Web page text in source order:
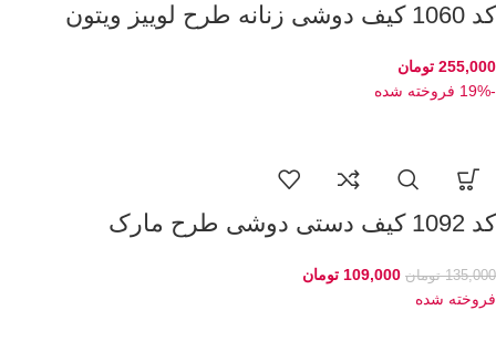
کد 1060 کیف دوشی زنانه طرح لوییز ویتون
255,000 تومان
-19%
فروخته شده
کد 1092 کیف دستی دوشی طرح مارک
135,000 تومان 109,000 تومان
فروخته شده